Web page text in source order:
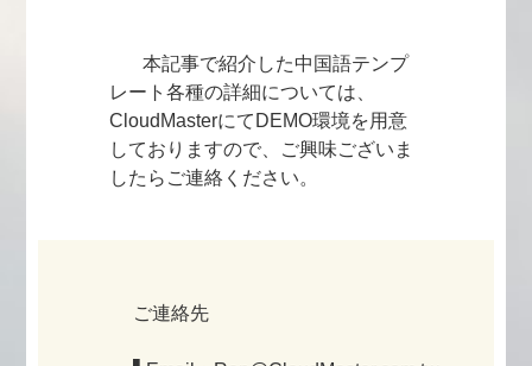
本記事で紹介した中国語テンプ
レート各種の詳細については、
CloudMasterにてDEMO環境を用意
しておりますので、ご興味ございま
したらご連絡ください。
ご連絡先